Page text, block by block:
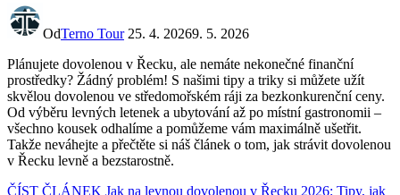
OdTerno Tour 25. 4. 20269. 5. 2026
Plánujete dovolenou v Řecku, ale nemáte nekonečné finanční
prostředky? Žádný problém! S našimi tipy a triky si můžete užít
skvělou dovolenou ve středomořském ráji za bezkonkurenční ceny.
Od výběru levných letenek a ubytování až po místní gastronomii –
všechno kousek odhalíme a pomůžeme vám maximálně ušetřit.
Takže neváhejte a přečtěte si náš článek o tom, jak strávit dovolenou
v Řecku levně a bezstarostně.
ČÍST ČLÁNEK Jak na levnou dovolenou v Řecku 2026: Tipy, jak